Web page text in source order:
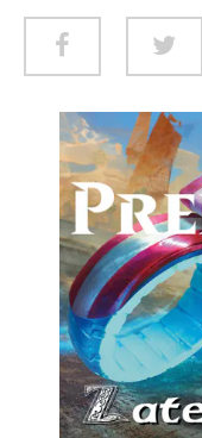
ROLLENSPELLEN